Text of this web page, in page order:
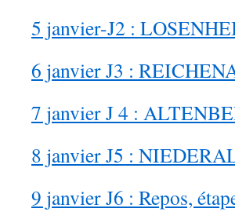
5 janvier-J2 :
6 janvier J3 :
7 janvier J 4 :
8 janvier J5 :
9 janvier J6 : Repos,